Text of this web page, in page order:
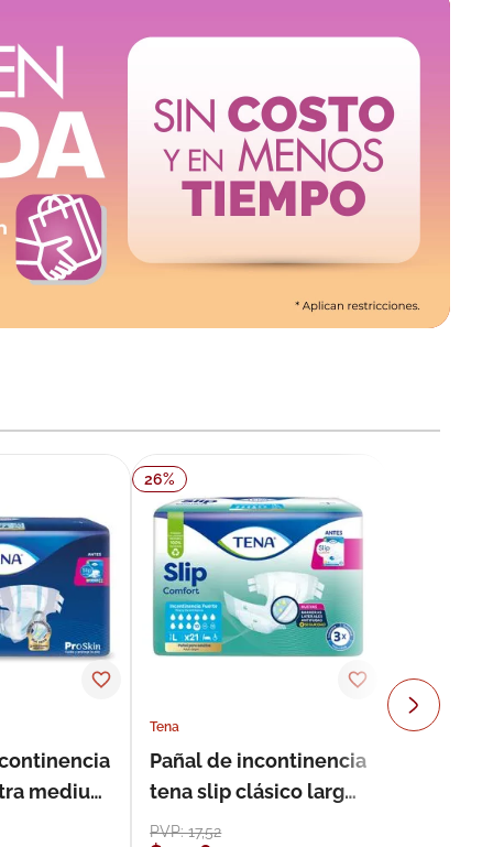
medium
26%
Tena
Pañal de incontinencia
tena slip clásico large
21 unidades
PVP:17,52